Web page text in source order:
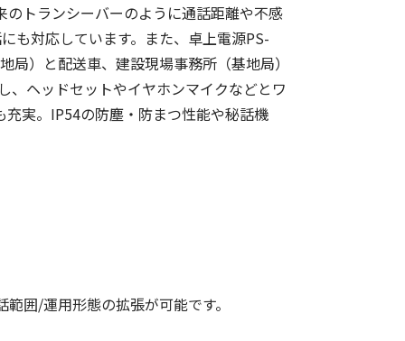
トランシーバーのように通話距離や不感
も対応しています。また、卓上電源PS-
）と配送車、建設現場事務所（基地局）
ヘッドセットやイヤホンマイクなどとワ
実。IP54の防塵・防まつ性能や秘話機
囲/運用形態の拡張が可能です。